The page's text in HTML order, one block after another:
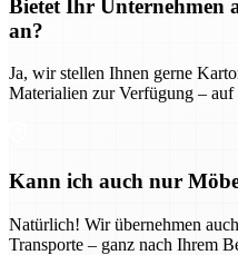
Bietet Ihr Unternehmen
an?
Ja, wir stellen Ihnen gerne
Materialien zur Verfügung –
Kann ich auch nur
Natürlich! Wir übernehmen
Transporte – ganz nach Ihrem